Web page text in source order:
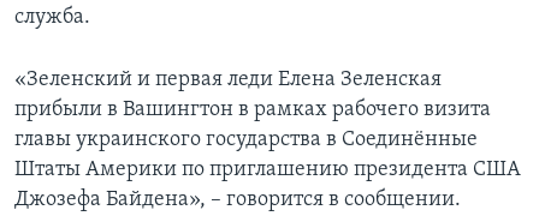
служба.
«Зеленский и первая леди Елена Зеленская
прибыли в Вашингтон в рамках рабочего визита
главы украинского государства в Соединённые
Штаты Америки по приглашению президента США
Джозефа Байдена», – говорится в сообщении.